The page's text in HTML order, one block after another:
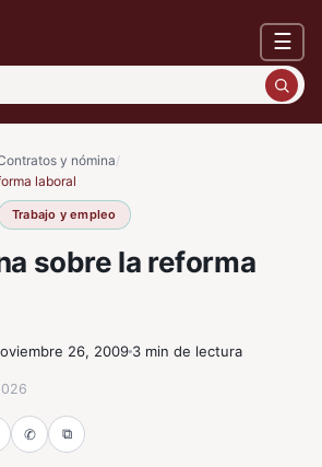
☰
y nómina/
laboral
Trabajo y empleo
sobre la reforma
26, 2009 3 min de lectura
✆ ⧉